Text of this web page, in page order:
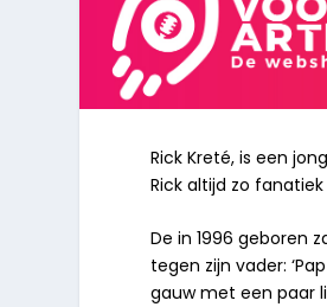
Rick Kreté, is een
Rick altijd zo
De in 1996 geboren
tegen zijn vader:
gauw met een paar